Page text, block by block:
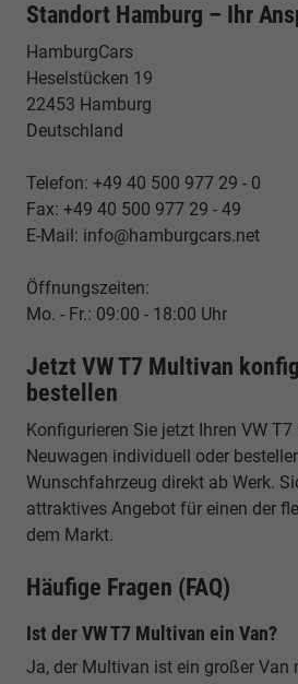
Standort Hamburg – Ihr
HamburgCars
Heselstücken 19
22453 Hamburg
Deutschland
Telefon: +49 40 500 977 29 - 0
Fax: +49 40 500 977 29 - 49
E-Mail: info@hamburgcars.net
Öffnungszeiten:
Mo. - Fr.: 09:00 - 18:00 Uhr
Jetzt VW T7 Multivan
bestellen
Konfigurieren Sie jetzt Ihren VW
Neuwagen individuell oder
Wunschfahrzeug direkt ab Werk.
attraktives Angebot für einen der
dem Markt.
Häufige Fragen (FAQ)
Ist der VW T7 Multivan ein Van?
Ja, der Multivan ist ein großer Van